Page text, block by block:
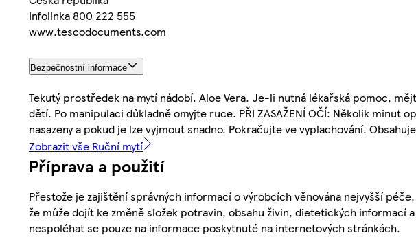
Infolinka 800 222 555
www.tescodocuments.com
Bezpečnostní informace
Tekutý prostředek na mytí nádobí. Aloe Vera. Je-li nutná lékařská pomoc,
dětí. Po manipulaci důkladně omyjte ruce. PŘI ZASAŽENÍ OČÍ: Několik
nasazeny a pokud je lze vyjmout snadno. Pokračujte ve vyplachování.
Zobrazit vše Ruční mytí
Příprava a použití
Přestože je zajištění správných informací o výrobcích věnována nejvyšší
že může dojít ke změně složek potravin, obsahu živin, dietetických informací
nespoléhat se pouze na informace poskytnuté na internetových stránkách.